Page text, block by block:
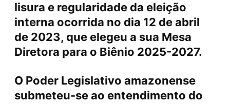
lisura e regularidade da eleição
interna ocorrida no dia 12 de abril
de 2023, que elegeu a sua Mesa
Diretora para o Biênio 2025-2027.
O Poder Legislativo amazonense
submeteu-se ao entendimento do